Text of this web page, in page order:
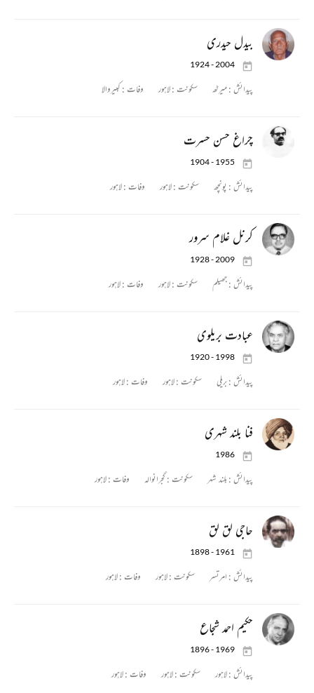
بیدل حیدری
1924 - 2004
پیدائش :میرٹھ سکونت :لاہور وفات : کبیروالا
چراغ حسن حسرت
1904 - 1955
پیدائش : پونچھ سکونت :لاہور وفات :لاہور
کرنل غلام سرور
1928 - 2009
پیدائش :جھیلم سکونت :لاہور وفات :لاہور
عبادت بریلوی
1920 - 1998
پیدائش :بریلی سکونت :لاہور وفات :لاہور
فنا بلند شہری
1986
پیدائش : بلند شہر سکونت : گجرانوالہ وفات :لاہور
حاجی لق لق
1898 - 1961
پیدائش : امرتسر سکونت :لاہور وفات :لاہور
حکیم احمد شجاع
1896 - 1969
پیدائش :لاہور سکونت :لاہور وفات :لاہور